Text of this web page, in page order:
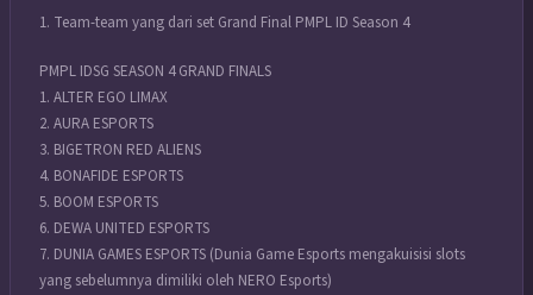
1. Team-team yang dari set Grand Final PMPL ID Season 4
PMPL IDSG SEASON 4 GRAND FINALS
1. ALTER EGO LIMAX
2. AURA ESPORTS
3. BIGETRON RED ALIENS
4. BONAFIDE ESPORTS
5. BOOM ESPORTS
6. DEWA UNITED ESPORTS
7. DUNIA GAMES ESPORTS (Dunia Game Esports mengakuisisi slots
yang sebelumnya dimiliki oleh NERO Esports)